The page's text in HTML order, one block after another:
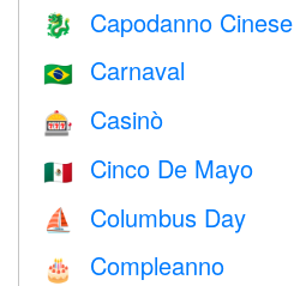
🐉 Capodanno Cinese
🇧🇷 Carnaval
🎰 Casinò
🇲🇽 Cinco De Mayo
⛵️ Columbus Day
🎂 Compleanno